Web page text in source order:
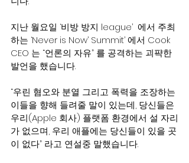
지난 월요일 ‘비방 방지 league’  에서 주최
하는 ‘Never is Now’ Summit’ 에서 Cook
CEO 는 “언론의 자유” 를 공격하는 괴퍅한
발언을 했습니다.
“우린 혐오와 분열 그리고 폭력을 조장하는
이들을 향해 들려줄 말이 있는데, 당신들은
우리(Apple 회사) 플랫폼 환경에서 설 자리
가 없으며, 우리 애플에는 당신들이 있을 곳
이 없다” 라고 연설중 말했습니다.